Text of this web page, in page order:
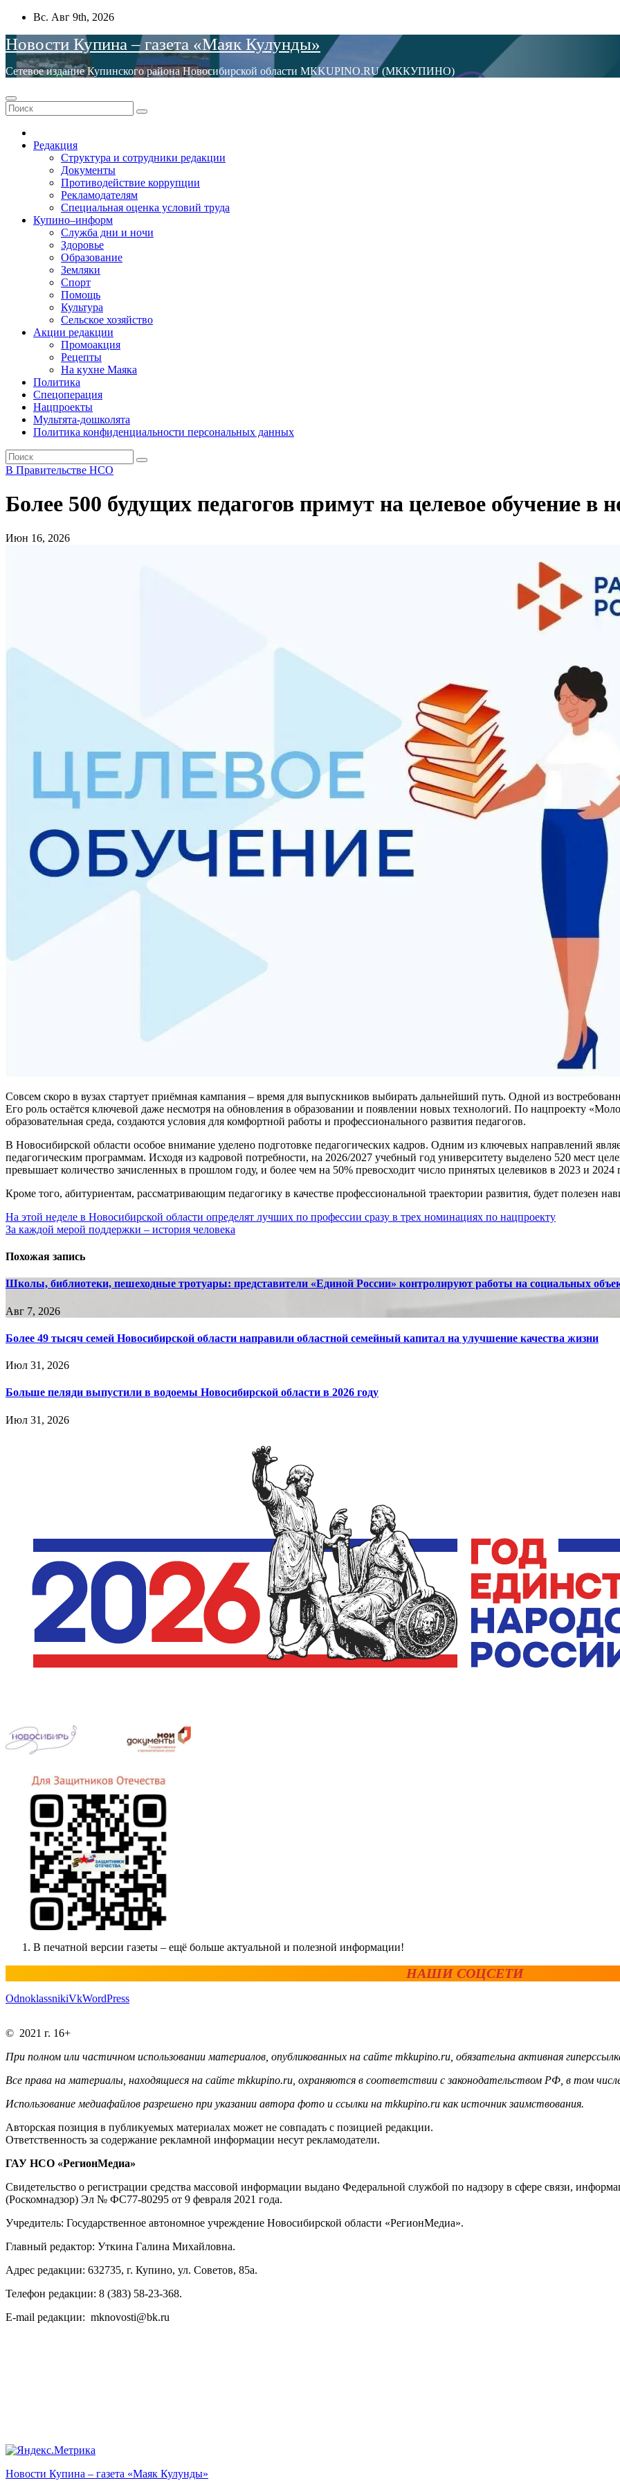
Перейти
содержимому
Вс. Авг 9th, 2026
Новости Купина – газета «Маяк Кулунды»
Сетевое издание Купинского района Новосибирской области МКKUPINO.RU (МККУПИНО)
Редакция
Структура и сотрудники редакции
Документы
Противодействие коррупции
Рекламодателям
Специальная оценка условий труда
Купино–информ
Служба дни и ночи
Здоровье
Образование
Земляки
Спорт
Помощь
Культура
Сельское хозяйство
Акции редакции
Промоакция
Рецепты
На кухне Маяка
Политика
Спецоперация
Нацпроекты
Мультята-дошколята
Политика конфиденциальности персональных данных
В Правительстве НСО
Более 500 будущих педагогов примут на целевое обучение в
Июн 16, 2026
Совсем скоро в вузах стартует приёмная кампания – время для выпускников выбирать дальнейший путь. Одной из
Его роль остаётся ключевой даже несмотря на обновления в образовании и появлении новых технологий. По нацпроекту
образовательная среда, создаются условия для комфортной работы и профессионального развития педагогов.
В Новосибирской области особое внимание уделено подготовке педагогических кадров. Одним из ключевых направлений
педагогическим программам. Исходя из кадровой потребности, на 2026/2027 учебный год университету выделено 520 мест
превышает количество зачисленных в прошлом году, и более чем на 50% превосходит число принятых целевиков в 2023 и 2024
Кроме того, абитуриентам, рассматривающим педагогику в качестве профессиональной траектории развития, будет полезен
Навигация
по
записям
На этой неделе в Новосибирской области определят лучших по профессии сразу в трех номинациях по нацпроекту
За каждой мерой поддержки – история человека
Похожая запись
Школы, библиотеки, пешеходные тротуары: представители «Единой России» контролируют работы на социальных
Авг 7, 2026
Более 49 тысяч семей Новосибирской области направили областной семейный капитал на улучшение качества жизни
Июл 31, 2026
Больше пеляди выпустили в водоемы Новосибирской области в 2026 году
Июл 31, 2026
В печатной версии газеты – ещё больше актуальной и полезной информации!
НАШИ СОЦСЕТИ
OdnoklassnikiVkWordPress
© 2021 г. 16+
При полном или частичном использовании материалов, опубликованных на сайте mkkupino.ru, обязательна активная
Все права на материалы, находящиеся на сайте mkkupino.ru, охраняются в соответствии с законодательством РФ, в том
Использование медиафайлов разрешено при указании автора фото и ссылки на mkkupino.ru как источник заимствования.
Авторская позиция в публикуемых материалах может не совпадать с позицией редакции.
Ответственность за содержание рекламной информации несут рекламодатели.
ГАУ НСО «РегионМедиа»
Свидетельство о регистрации средства массовой информации выдано Федеральной службой по надзору в сфере связи,
(Роскомнадзор) Эл № ФС77-80295 от 9 февраля 2021 года.
Учредитель: Государственное автономное учреждение Новосибирской области «РегионМедиа».
Главный редактор: Уткина Галина Михайловна.
Адрес редакции: 632735, г. Купино, ул. Советов, 85а.
Телефон редакции: 8 (383) 58-23-368.
E-mail редакции: mknovosti@bk.ru
Новости Купина – газета «Маяк Кулунды»